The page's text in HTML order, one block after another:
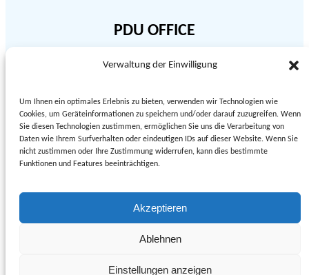
Verwaltung der Einwilligung
Um Ihnen ein optimales Erlebnis zu bieten, verwenden wir Technologien wie
Cookies, um Geräteinformationen zu speichern und/oder darauf zuzugreifen. Wenn
Sie diesen Technologien zustimmen, ermöglichen Sie uns die Verarbeitung von
Daten wie Ihrem Surfverhalten oder eindeutigen IDs auf dieser Website. Wenn Sie
nicht zustimmen oder Ihre Zustimmung widerrufen, kann dies bestimmte
Funktionen und Features beeinträchtigen.
Akzeptieren
Ablehnen
Einstellungen anzeigen
PDU OFFICE
03644 5463507
E-mail: pidtrymkaderukraine@gmail.com
Glockenhofcenter, Leutloffstraße, 44
99510 Apolda
Datenschutz